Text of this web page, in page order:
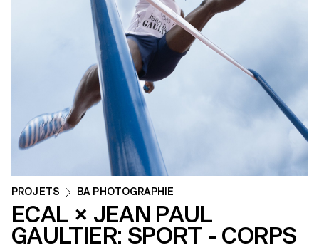
PROJETS BA PHOTOGRAPHIE
ECAL × JEAN PAUL
GAULTIER: SPORT - CORPS